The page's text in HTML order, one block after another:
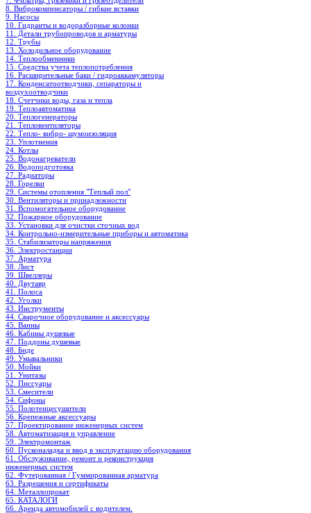
8. Виброкомпенсаторы / гибкие вставки
9. Насосы
10. Гидранты и водоразборные колонки
11. Детали трубопроводов и арматуры
12. Трубы
13. Холодильное oборудование
14. Теплообменники
15. Средства учета теплопотребления
16. Расширительные баки / гидроаккамуляторы
17. Конденсатоотводчики, сепараторы и
воздухоотводчики
18. Счетчики воды, газа и тепла
19. Теплоавтоматика
20. Теплогенераторы
21. Тепловентиляторы
22. Тепло- вибро- шумоизоляция
23. Уплотнения
24. Котлы
25. Водонагреватели
26. Водоподготовка
27. Радиаторы
28. Горелки
29. Системы отопления "Теплый пол"
30. Вентиляторы и принадлежности
31. Вспомогательное оборудование
32. Пожарное оборудование
33. Установки для очистки сточных вод
34. Контрольно-измерительные приборы и автоматика
35. Стабилизаторы напряжения
36. Электростанции
37. Арматура
38. Лист
39. Швеллеры
40. Двутавр
41. Полоса
42. Уголки
43. Инструменты
44. Сварочное оборудование и аксессуары
45. Ванны
46. Кабины душевые
47. Поддоны душевые
48. Биде
49. Умывальники
50. Мойки
51. Унитазы
52. Писсуары
53. Смесители
54. Сифоны
55. Полотенцесушители
56. Крепежные аксессуары
57. Проектирование инженерных систем
58. Автоматизация и управление
59. Электромонтаж
60. Пусконаладка и ввод в эксплуатацию оборудования
61. Обслуживание, ремонт и реконструкция
инженерных систем
62. Футерованная / Гуммированная арматура
63. Разрешения и сертификаты
64. Металлопрокат
65. КАТАЛОГИ
66. Аренда автомобилей с водителем.